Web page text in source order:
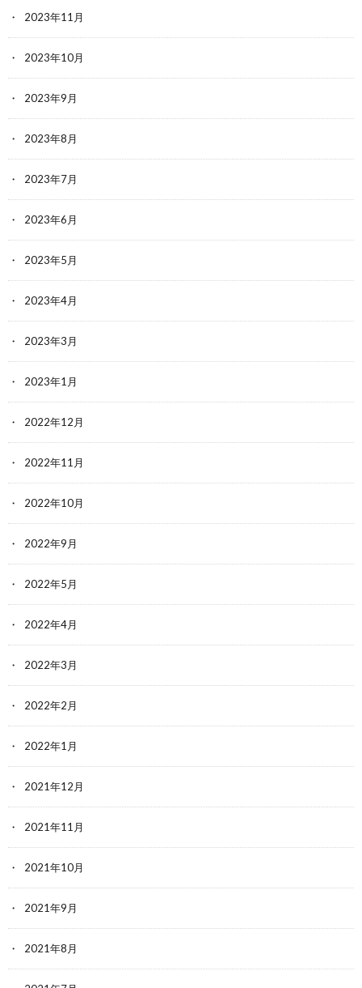
2023年11月
2023年10月
2023年9月
2023年8月
2023年7月
2023年6月
2023年5月
2023年4月
2023年3月
2023年1月
2022年12月
2022年11月
2022年10月
2022年9月
2022年5月
2022年4月
2022年3月
2022年2月
2022年1月
2021年12月
2021年11月
2021年10月
2021年9月
2021年8月